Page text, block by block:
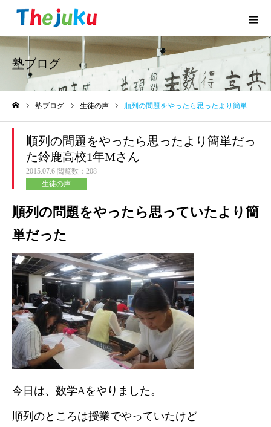
塾ブログ
塾ブログ 生徒の声 順列の問題をやったら思ったより簡単だった鈴鹿高校1年Mさん
順列の問題をやったら思ったより簡単だっ
た鈴鹿高校1年Mさん
2015.07.6 閲覧数：208
生徒の声
順列の問題をやったら思っていたより簡
単だった
今日は、数学Aをやりました。
順列のところは授業でやっていたけど